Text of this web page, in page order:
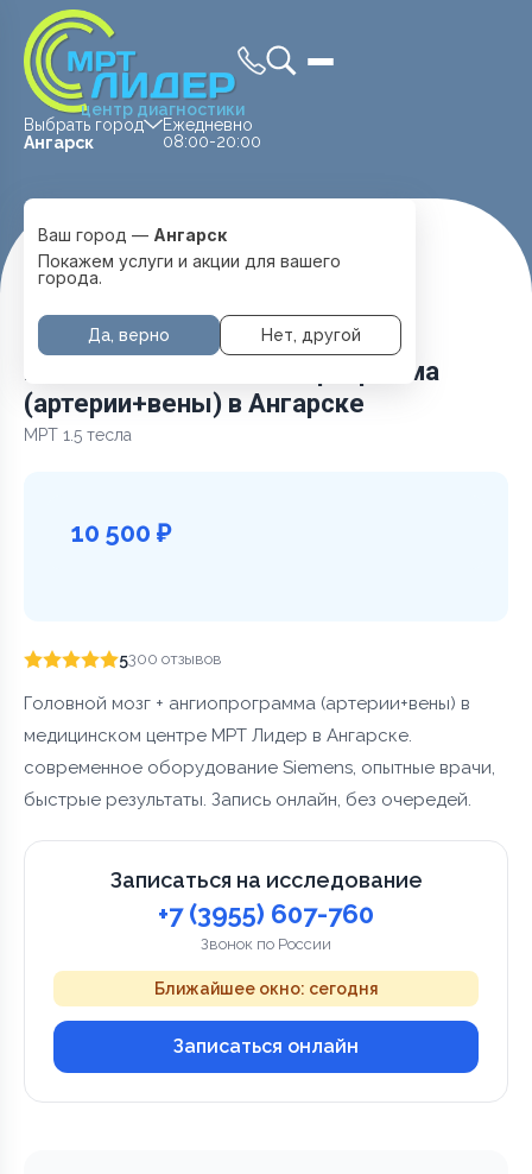
центр диагностики
Выбрать город
Ангарск
Ежедневно
08:00-20:00
Ваш город — Ангарск
Покажем услуги и акции для вашего
города.
Да, верно Нет, другой
Главная Услуги и цены МРТ Головы
Головной мозг + ангиопрограмма (артерии+вены)
Головной мозг + ангиопрограмма
(артерии+вены) в Ангарске
МРТ 1.5 тесла
10 500 ₽
5300 отзывов
Головной мозг + ангиопрограмма (артерии+вены) в
медицинском центре МРТ Лидер в Ангарске.
современное оборудование Siemens, опытные врачи,
быстрые результаты. Запись онлайн, без очередей.
Записаться на исследование
+7 (3955) 607-760
Звонок по России
Ближайшее окно: сегодня
Записаться онлайн